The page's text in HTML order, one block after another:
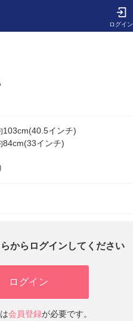
ログイン
103cm(40.5インチ)
84cm(33インチ)
からログインしてください
ログイン
会員登録が必要です。